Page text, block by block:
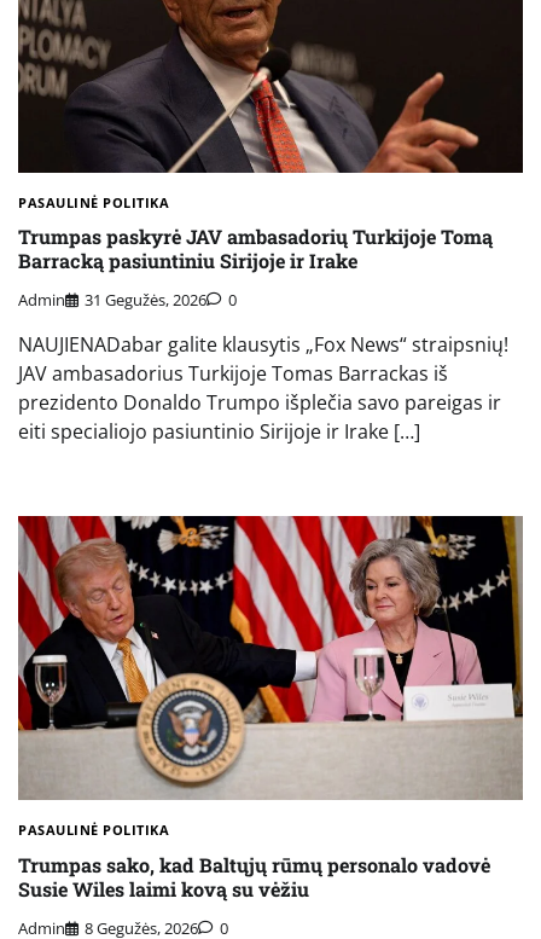
PASAULINĖ POLITIKA
Trumpas paskyrė JAV ambasadorių Turkijoje Tomą
Barracką pasiuntiniu Sirijoje ir Irake
Admin 31 Gegužės, 2026 0
NAUJIENADabar galite klausytis „Fox News“ straipsnių!
JAV ambasadorius Turkijoje Tomas Barrackas iš
prezidento Donaldo Trumpo išplečia savo pareigas ir
eiti specialiojo pasiuntinio Sirijoje ir Irake […]
PASAULINĖ POLITIKA
Trumpas sako, kad Baltųjų rūmų personalo vadovė
Susie Wiles laimi kovą su vėžiu
Admin 8 Gegužės, 2026 0